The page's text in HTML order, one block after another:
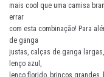
mais cool que uma camisa
errar
com esta combinação! Para
de ganga
justas, calças de ganga
lenço azul,
lenço florido, brincos